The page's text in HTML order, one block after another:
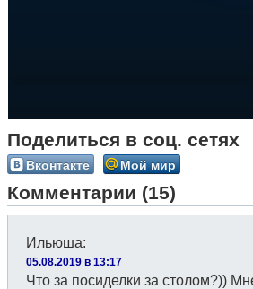
Поделиться в соц. сетях
Вконтакте Мой мир
Комментарии (15)
Ильюша:
05.08.2019 в 13:17
Что за посиделки за столом?))